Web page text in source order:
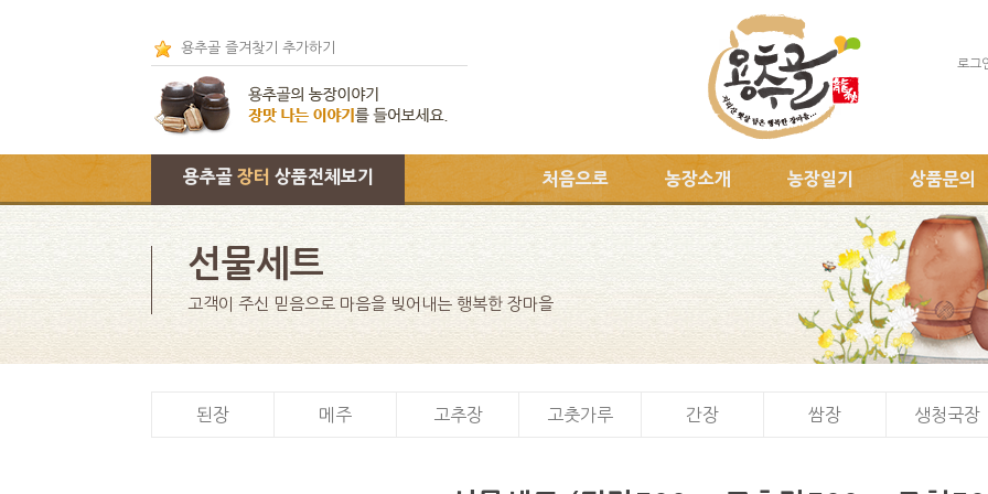
용추골 즐겨찾기 추가하기
로그
용추골 장터 상품전체보기 처음으로 농장소개 농장일기 상품문의
선물세트
고객이 주신 믿음으로 마음을 빚어내는 행복한 장마을
된장 메주 고추장 고춧가루 간장 쌈장 생청국장